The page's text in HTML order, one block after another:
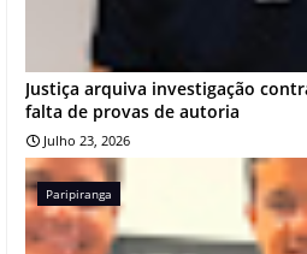
Justiça arquiva investigação
falta de provas de autoria
Julho 23, 2026
Paripiranga